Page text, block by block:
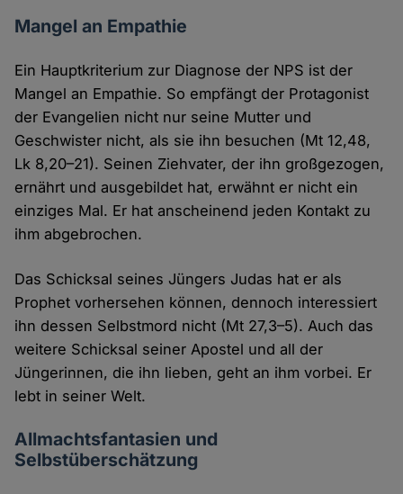
Mangel an Empathie
Ein Hauptkriterium zur Diagnose der NPS ist der
Mangel an Empathie. So empfängt der Protagonist
der Evangelien nicht nur seine Mutter und
Geschwister nicht, als sie ihn besuchen (Mt 12,48,
Lk 8,20–21). Seinen Ziehvater, der ihn großgezogen,
ernährt und ausgebildet hat, erwähnt er nicht ein
einziges Mal. Er hat anscheinend jeden Kontakt zu
ihm abgebrochen.
Das Schicksal seines Jüngers Judas hat er als
Prophet vorhersehen können, dennoch interessiert
ihn dessen Selbstmord nicht (Mt 27,3–5). Auch das
weitere Schicksal seiner Apostel und all der
Jüngerinnen, die ihn lieben, geht an ihm vorbei. Er
lebt in seiner Welt.
Allmachtsfantasien und
Selbstüberschätzung